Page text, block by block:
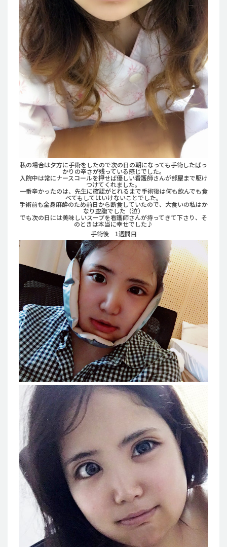
私の場合は夕方に手術をしたので次の日の朝になっても手術したばっ
かりの辛さが残っている感じでした。
入院中は常にナースコールを押せば優しい看護師さんが部屋まで駆け
つけてくれました。
一番辛かったのは、先生に確認がとれるまで手術後は何も飲んでも食
べてもしてはいけないことでした。
手術前も全身麻酔のため前日から断食していたので、大食いの私はか
なり空腹でした（泣）
でも次の日には美味しいスープを看護師さんが持ってきて下さり、そ
のときは本当に幸せでした♪
手術後 1週間目